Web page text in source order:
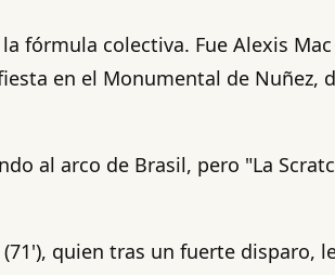
fórmula colectiva. Fue Alexis
en el Monumental de
al arco de Brasil, pero "La
quien tras un fuerte disparo,